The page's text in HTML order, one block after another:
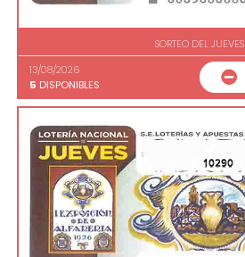
SORTEO DEL JUEVES
13/08/2026
5 DISPONIBLES
10290